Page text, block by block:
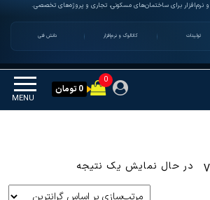
و نرم‌افزار برای ساختمان‌های مسکونی، تجاری و پروژه‌های تخصصی.
تولیدات کاتالوگ و نرم‌افزار دانش فنی
MENU
0
0 تومان
در حال نمایش یک نتیجه